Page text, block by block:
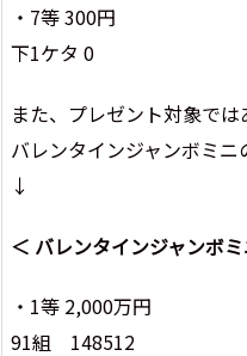
・7等 300円
下1ケタ 0
また、プレゼント対象では
バレンタインジャンボミニ
↓
＜ バレンタインジャンボ
・1等 2,000万円
91組 148512